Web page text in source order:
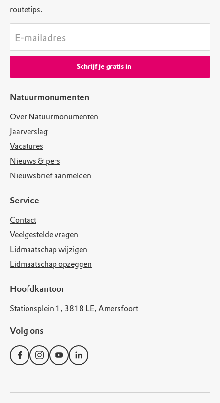
Natuurmonumenten
Over Natuurmonumenten
Jaarverslag
Vacatures
Nieuws & pers
Nieuwsbrief aanmelden
Service
Contact
Veelgestelde vragen
Lidmaatschap wijzigen
Lidmaatschap opzeggen
Hoofdkantoor
Stationsplein 1, 3818 LE, Amersfoort
Volg ons
routetips.
E-mailadres
Schrijf je gratis in